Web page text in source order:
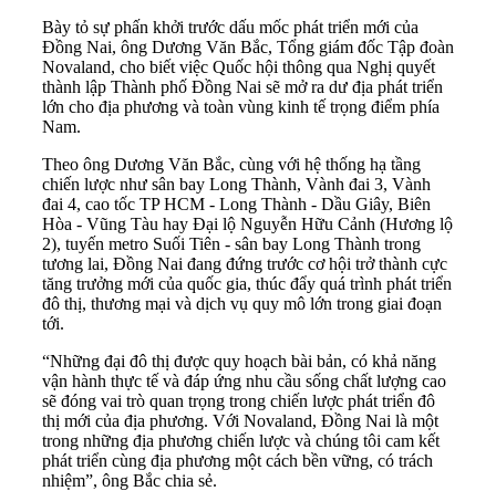
Bày tỏ sự phấn khởi trước dấu mốc phát triển mới của
Đồng Nai, ông Dương Văn Bắc, Tổng giám đốc Tập đoàn
Novaland, cho biết việc Quốc hội thông qua Nghị quyết
thành lập Thành phố Đồng Nai sẽ mở ra dư địa phát triển
lớn cho địa phương và toàn vùng kinh tế trọng điểm phía
Nam.
Theo ông Dương Văn Bắc, cùng với hệ thống hạ tầng
chiến lược như sân bay Long Thành, Vành đai 3, Vành
đai 4, cao tốc TP HCM - Long Thành - Dầu Giây, Biên
Hòa - Vũng Tàu hay Đại lộ Nguyễn Hữu Cảnh (Hương lộ
2), tuyến metro Suối Tiên - sân bay Long Thành trong
tương lai, Đồng Nai đang đứng trước cơ hội trở thành cực
tăng trưởng mới của quốc gia, thúc đẩy quá trình phát triển
đô thị, thương mại và dịch vụ quy mô lớn trong giai đoạn
tới.
“Những đại đô thị được quy hoạch bài bản, có khả năng
vận hành thực tế và đáp ứng nhu cầu sống chất lượng cao
sẽ đóng vai trò quan trọng trong chiến lược phát triển đô
thị mới của địa phương. Với Novaland, Đồng Nai là một
trong những địa phương chiến lược và chúng tôi cam kết
phát triển cùng địa phương một cách bền vững, có trách
nhiệm”, ông Bắc chia sẻ.